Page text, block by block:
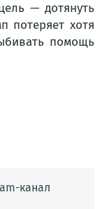
— дотянуть
потеряет хотя
помощь
канал